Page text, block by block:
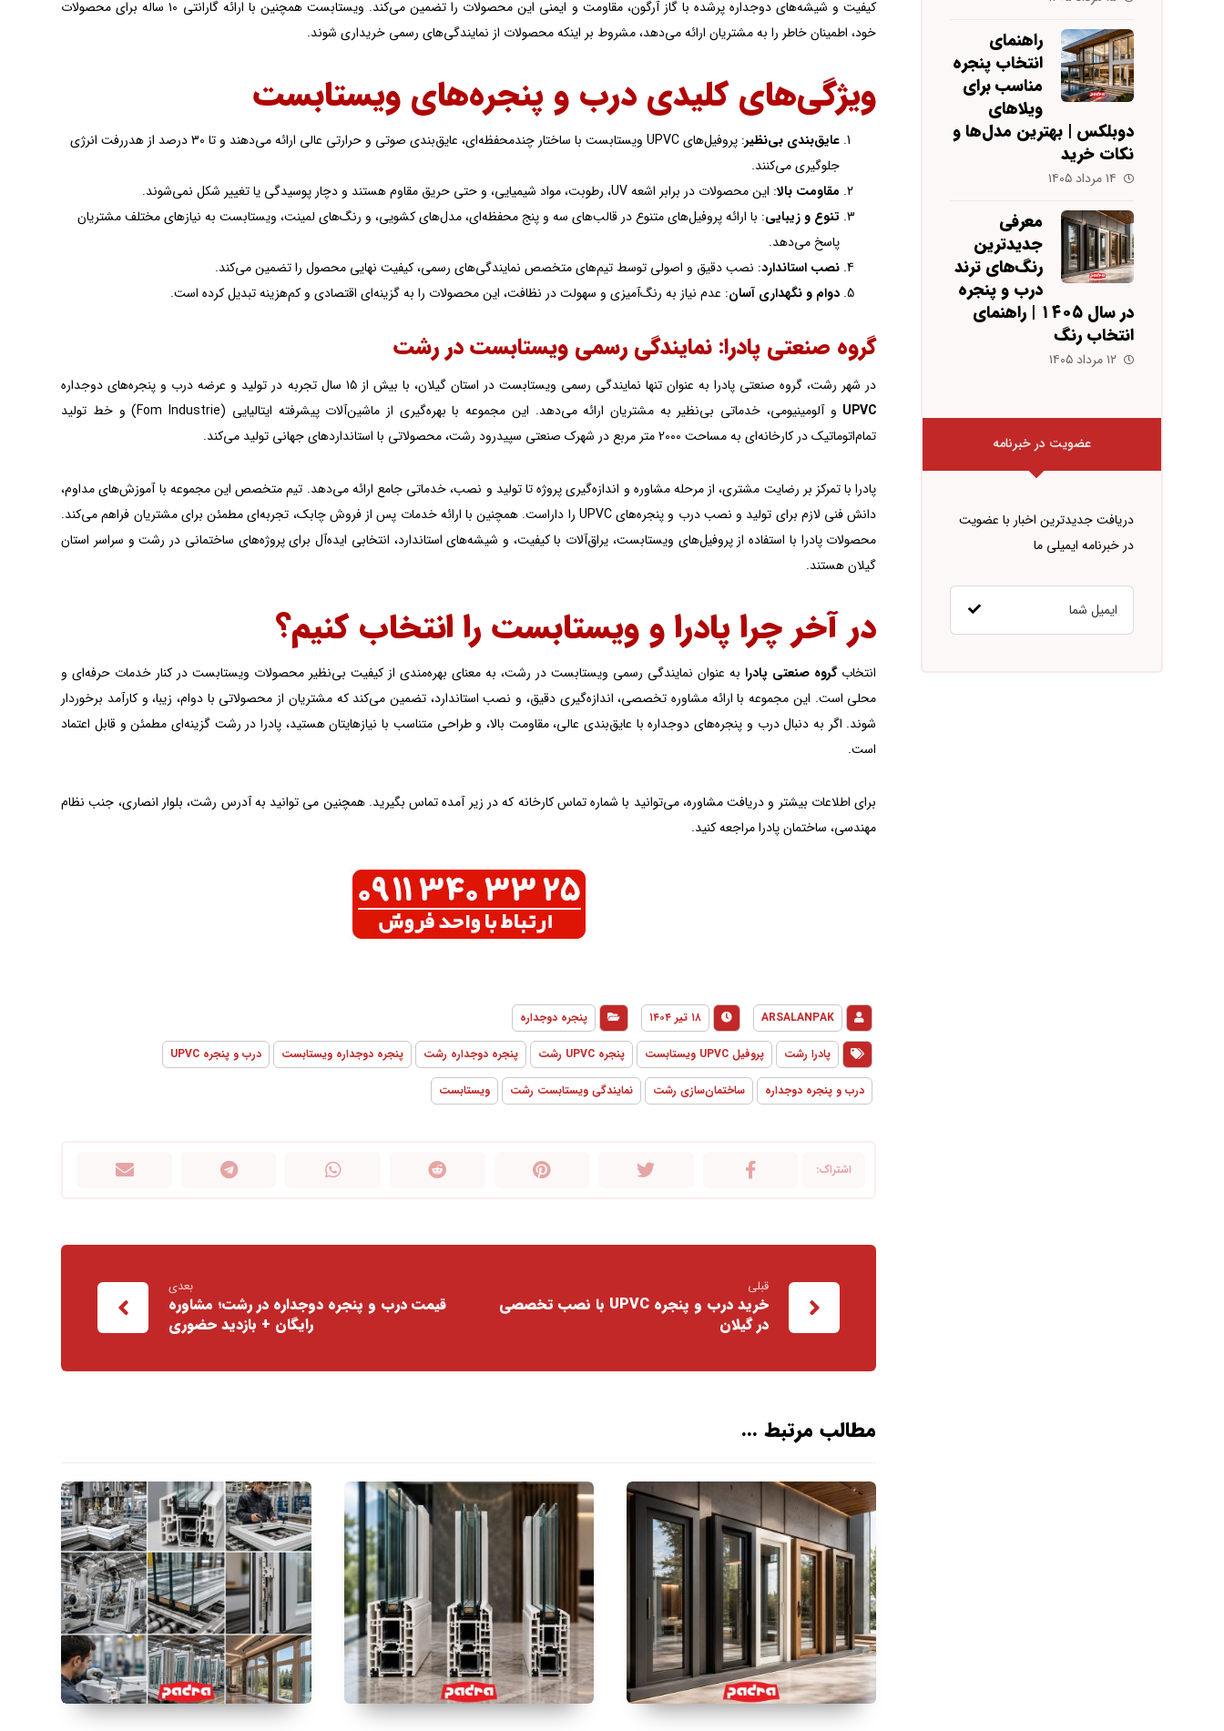
کیفیت و شیشه‌های دوجداره پرشده با گاز آرگون، مقاومت و ایمنی این محصولات را تضمین می‌کند. ویستابست همچنین با ارائه گارانتی ۱۰ ساله برای محصولات
خود، اطمینان خاطر را به مشتریان ارائه می‌دهد، مشروط بر اینکه محصولات از نمایندگی‌های رسمی خریداری شوند.
ویژگی‌های کلیدی درب و پنجره‌های ویستابست
عایق‌بندی بی‌نظیر
: پروفیل‌های UPVC ویستابست با ساختار چندمحفظه‌ای، عایق‌بندی صوتی و حرارتی عالی ارائه می‌دهند و تا 30 درصد از هدررفت انرژی
جلوگیری می‌کنند.
مقاومت بالا: این محصولات در برابر اشعه UV، رطوبت، مواد شیمیایی، و حتی حریق مقاوم هستند و دچار پوسیدگی یا تغییر شکل نمی‌شوند.
تنوع و زیبایی: با ارائه پروفیل‌های متنوع در قالب‌های سه و پنج محفظه‌ای، مدل‌های کشویی، و رنگ‌های لمینت، ویستابست به نیازهای مختلف مشتریان
پاسخ می‌دهد.
نصب استاندارد: نصب دقیق و اصولی توسط تیم‌های متخصص نمایندگی‌های رسمی، کیفیت نهایی محصول را تضمین می‌کند.
دوام و نگهداری آسان: عدم نیاز به رنگ‌آمیزی و سهولت در نظافت، این محصولات را به گزینه‌ای اقتصادی و کم‌هزینه تبدیل کرده است.
گروه صنعتی پادرا: نمایندگی رسمی ویستابست در رشت
در شهر رشت، گروه صنعتی پادرا به عنوان تنها نمایندگی رسمی ویستابست در استان گیلان، با بیش از ۱۵ سال تجربه در تولید و عرضه درب و پنجره‌های دوجداره
UPVC
و آلومینیومی، خدماتی بی‌نظیر به مشتریان ارائه می‌دهد. این مجموعه با بهره‌گیری از ماشین‌آلات پیشرفته ایتالیایی (Fom Industrie) و خط تولید
تمام‌اتوماتیک در کارخانه‌ای به مساحت 2000 متر مربع در شهرک صنعتی سپیدرود رشت، محصولاتی با استانداردهای جهانی تولید می‌کند.
پادرا با تمرکز بر رضایت مشتری، از مرحله مشاوره و اندازه‌گیری پروژه تا تولید و نصب، خدماتی جامع ارائه می‌دهد. تیم متخصص این مجموعه با آموزش‌های مداوم،
دانش فنی لازم برای تولید و نصب درب و پنجره‌های UPVC را داراست. همچنین با ارائه خدمات پس از فروش چابک، تجربه‌ای مطمئن برای مشتریان فراهم می‌کند.
محصولات پادرا با استفاده از پروفیل‌های ویستابست، یراق‌آلات با کیفیت، و شیشه‌های استاندارد، انتخابی ایده‌آل برای پروژه‌های ساختمانی در رشت و سراسر استان
گیلان هستند.
در آخر چرا پادرا و ویستابست را انتخاب کنیم؟
انتخابگروه صنعتی پادرابه عنوان نمایندگی رسمی ویستابست در رشت، به معنای بهره‌مندی از کیفیت بی‌نظیر محصولات ویستابست در کنار خدمات حرفه‌ای و
محلی است. این مجموعه با ارائه مشاوره تخصصی، اندازه‌گیری دقیق، و نصب استاندارد، تضمین می‌کند که مشتریان از محصولاتی با دوام، زیبا، و کارآمد برخوردار
شوند. اگر به دنبال درب و پنجره‌های دوجداره با عایق‌بندی عالی، مقاومت بالا، و طراحی متناسب با نیازهایتان هستید، پادرا در رشت گزینه‌ای مطمئن و قابل اعتماد
است.
برای اطلاعات بیشتر و دریافت مشاوره، می‌توانید با شماره‌ تماس کارخانه که در زیر آمده تماس بگیرید. همچنین می توانید به آدرس رشت، بلوار انصاری، جنب نظام
مهندسی، ساختمان پادرا مراجعه کنید.
ARSALANPAK ۱۸ تیر ۱۴۰۴ پنجره دوجداره
پادرا رشت پروفیل UPVC ویستابست پنجره UPVC رشت پنجره دوجداره رشت پنجره دوجداره ویستابست درب و پنجره UPVC
درب و پنجره دوجداره ساختمان‌سازی رشت نمایندگی ویستابست رشت ویستابست
قبلی
خرید درب و پنجره UPVC با نصب تخصصی
در گیلان
بعدی
قیمت درب و پنجره دوجداره در رشت؛ مشاوره
رایگان + بازدید حضوری
مطالب مرتبط ...
راهنمای
انتخاب پنجره
مناسب برای
ویلاهای
دوبلکس | بهترین مدل‌ها و
نکات خرید
۱۴ مرداد ۱۴۰۵
معرفی
جدیدترین
رنگ‌های ترند
درب و پنجره
در سال ۱۴۰۵ | راهنمای
انتخاب رنگ
۱۲ مرداد ۱۴۰۵
عضویت در خبرنامه
دریافت جدیدترین اخبار با عضویت
در خبرنامه ایمیلی ما